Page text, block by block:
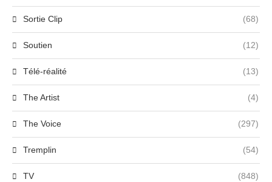
Sortie Clip (68)
Soutien (12)
Télé-réalité (13)
The Artist (4)
The Voice (297)
Tremplin (54)
TV (848)